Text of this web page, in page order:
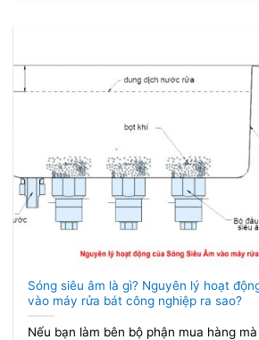
Sóng siêu âm là gì? Nguyên lý hoạt
vào máy rửa bát công nghiệp ra sao?
Nếu bạn làm bên bộ phận mua hàng